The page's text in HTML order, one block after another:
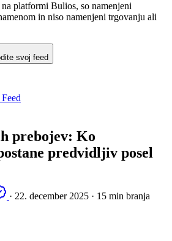
platformi Bulios, so namenjeni
in niso namenjeni trgovanju ali
svoj feed
Feed
prebojev: Ko
predvidljiv posel
· 22. december 2025 · 15 min branja